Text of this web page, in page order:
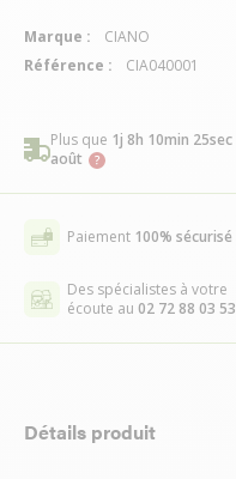
Plus que 1j 8h 10min 24sec
août
Paiement 100% sécurisé
Des spécialistes à votre
écoute au 02 72 88 03 53
Détails produit
Marque :
CIANO
Référence :
CIA040001